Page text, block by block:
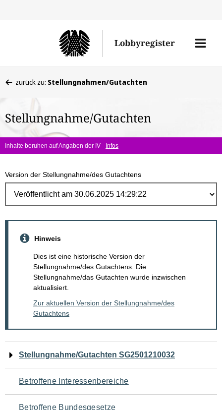
Lobbyregister
Menü
befinden
hier:
zurück zu: Stellungnahmen/Gutachten
Stellungnahme/Gutachten
Inhalte beruhen auf Angaben der IV - Infos
Version der Stellungnahme/des Gutachtens
Hinweis
Dies ist eine historische Version der
Stellungnahme/des Gutachtens. Die
Stellungnahme/das Gutachten wurde inzwischen
aktualisiert.
Zur aktuellen Version der Stellungnahme/des
Gutachtens
Navigation
für
den
Stellungnahme/Gutachten SG2501210032
Betroffene Interessenbereiche
Betroffene Bundesgesetze